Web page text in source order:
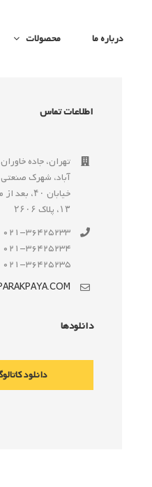
درباره ما محصولات
اطلاعات تماس
تهران، جاده
آباد، شهرک صنعتى
خيابان
۱۳، پلاک ۲۶۰۶
021-36425233
021-36425234
021-36425235
دانلودها
دانلود